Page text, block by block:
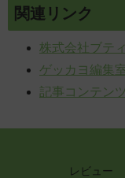
関連リンク
株式会社ブテ
ゲッカヨ編集
記事コンテン
レビュー